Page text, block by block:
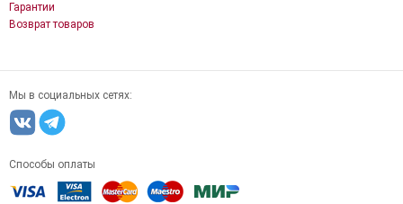
Гарантии
Возврат товаров
Мы в социальных сетях:
Способы оплаты